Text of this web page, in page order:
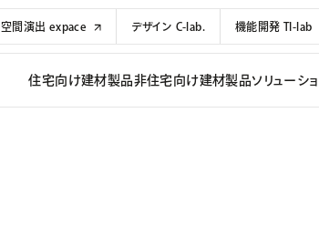
空間演出 expace デザイン C-lab. 機能開発 TI-lab
住宅向け建材​​製品非住宅向け建材​​製品ソリューシ